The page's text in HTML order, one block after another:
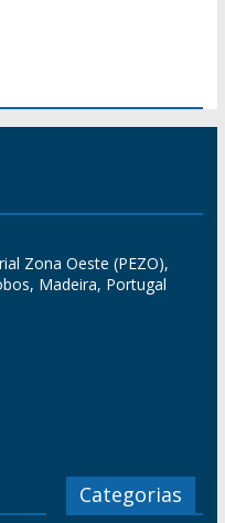
Zona Oeste (PEZO),
Madeira, Portugal
Categorias